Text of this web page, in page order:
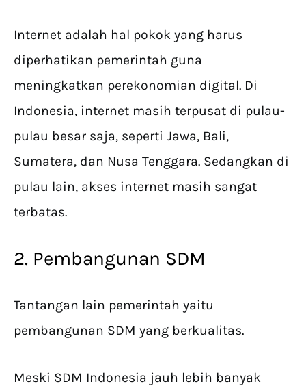
Internet adalah hal pokok yang harus
diperhatikan pemerintah guna
meningkatkan perekonomian digital. Di
Indonesia, internet masih terpusat di pulau-
pulau besar saja, seperti Jawa, Bali,
Sumatera, dan Nusa Tenggara. Sedangkan di
pulau lain, akses internet masih sangat
terbatas.
2. Pembangunan SDM
Tantangan lain pemerintah yaitu
pembangunan SDM yang berkualitas.
Meski SDM Indonesia jauh lebih banyak